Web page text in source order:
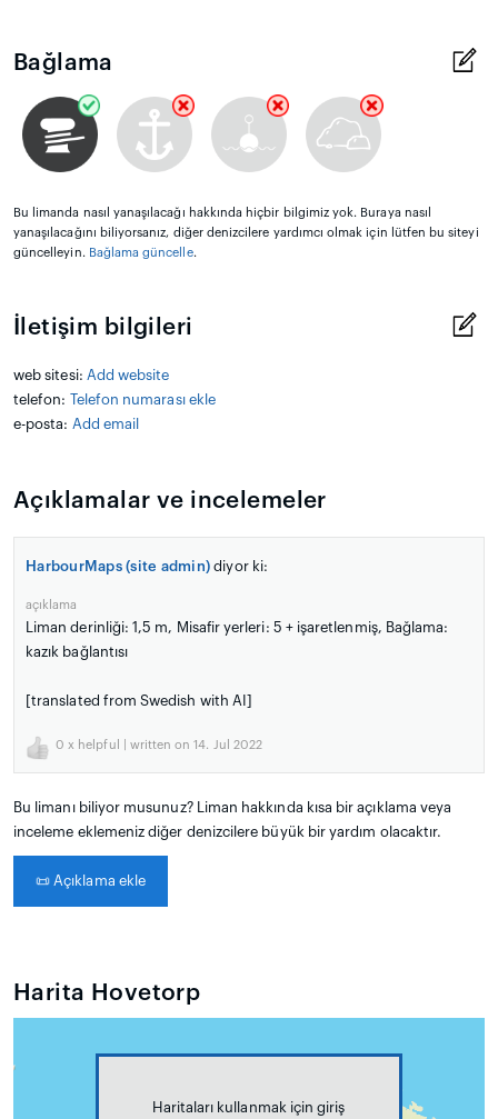
Bağlama
Bu limanda nasıl yanaşılacağı hakkında hiçbir bilgimiz yok. Buraya nasıl
yanaşılacağını biliyorsanız, diğer denizcilere yardımcı olmak için lütfen bu siteyi
güncelleyin. Bağlama güncelle.
İletişim bilgileri
web sitesi: Add website
telefon:
Telefon numarası ekle
e-posta: Add email
Açıklamalar ve incelemeler
HarbourMaps (site admin) diyor ki:
açıklama
Liman derinliği: 1,5 m, Misafir yerleri: 5 + işaretlenmiş, Bağlama:
kazık bağlantısı
[translated from Swedish with AI]
0 x helpful | written on 14. Jul 2022
Bu limanı biliyor musunuz? Liman hakkında kısa bir açıklama veya
inceleme eklemeniz diğer denizcilere büyük bir yardım olacaktır.
📜 Açıklama ekle
Harita Hovetorp
Haritaları kullanmak için giriş